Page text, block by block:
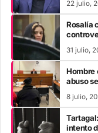
22 julio,
Rosalía
31 julio,
Hombre
abuso
8 julio,
intento